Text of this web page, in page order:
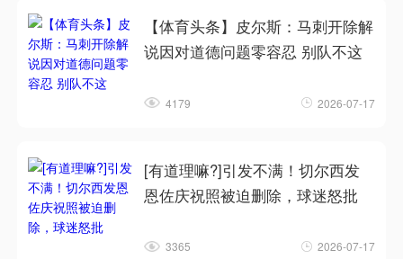
【体育头条】皮尔斯：马刺开除解
说因对道德问题零容忍 别队不这
4179 2026-07-17
[有道理嘛?]引发不满！切尔西发
恩佐庆祝照被迫删除，球迷怒批
3365 2026-07-17